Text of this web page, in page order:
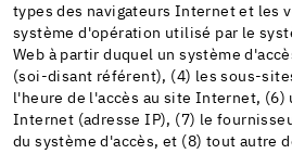
types des navigateurs Internet et les
système d'opération utilisé par le
Web à partir duquel un système
(soi-disant référent), (4) les sous-
l'heure de l'accès au site Internet, (6)
Internet (adresse IP), (7) le
du système d'accès, et (8) tout autre